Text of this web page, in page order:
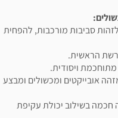
סביבות מורכבות, להפחית
הראשית.
ויסודית.
אובייקטים ומכשולים ומבצע
בשילוב יכולת עקיפת